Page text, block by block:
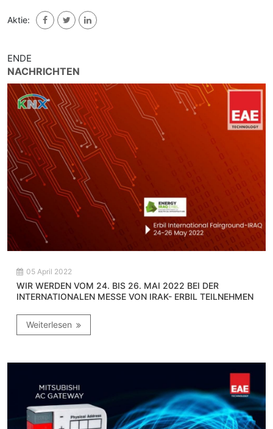
Aktie:
ENDE
NACHRICHTEN
05 April 2022
WIR WERDEN VOM 24. BIS 26. MAI 2022 BEI DER
INTERNATIONALEN MESSE VON IRAK- ERBIL TEILNEHMEN
Weiterlesen